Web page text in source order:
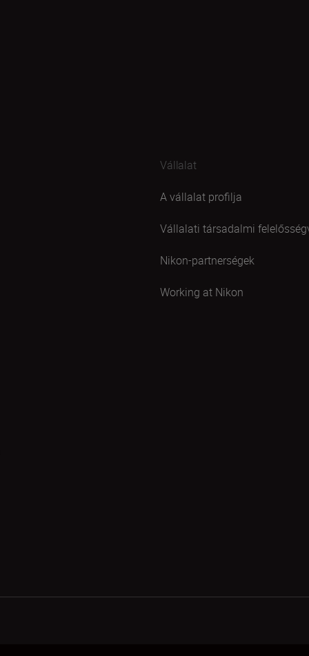
Vállalat
A vállalat profilja
Vállalati társadalmi
Nikon-partnerségek
Working at Nikon